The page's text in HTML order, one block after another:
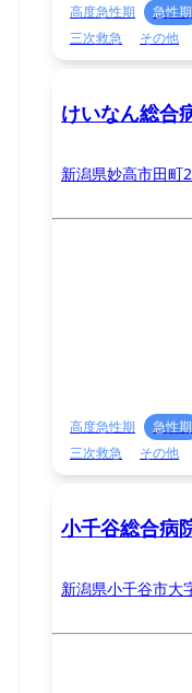
高度急性期 急性期
三次救急
その他
けいなん総合
新潟県妙高市田町
高度急性期 急性期
三次救急
その他
小千谷総合病
新潟県小千谷市大